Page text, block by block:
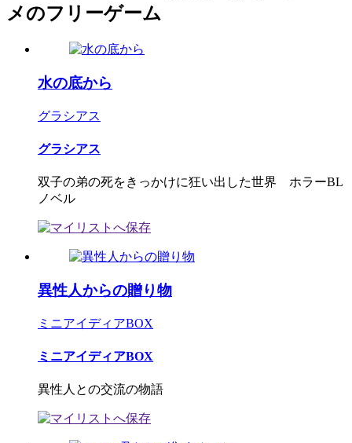
メのフリーゲーム
水の底から
グラシアス
グラシアス
双子の弟の死をきっかけに狂い出した世界 ホラーBL
ノベル
異性人からの贈り物
ミニアイディアBOX
ミニアイディアBOX
異性人との交流の物語